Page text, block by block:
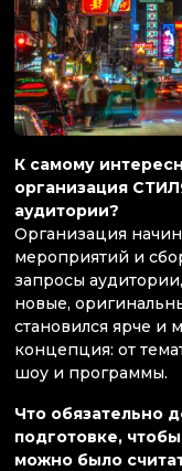
К самому
организация
аудитории?
Организация
мероприятий и
запросы
новые,
становился ярче и
концепция: от
шоу и программы.
Что обязательно
подготовке,
можно было